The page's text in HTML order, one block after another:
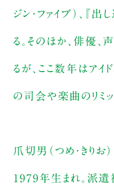
ジン・ファイブ）、『
る。そのほか、俳優
るが、ここ数年はアイ
の司会や楽曲のリミッ
爪切男（つめ・きりお）
1979年生まれ。派遣